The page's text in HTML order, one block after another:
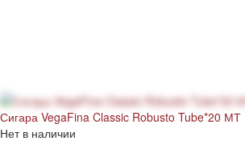
Сигара VegaFina Classic Robusto Tube*20 МТ
Нет в наличии